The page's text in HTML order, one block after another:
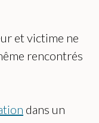
et victime ne
rencontrés
dans un